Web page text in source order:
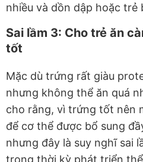
nhiều và dồn dập hoặc
Sai lầm 3: Cho trẻ ăn
tốt
Mặc dù trứng rất giàu
nhưng không thể ăn quá
cho rằng, vì trứng tốt nên
để cơ thể được bổ sung
nhưng đây là suy nghĩ sai
trong thời kỳ phát triển